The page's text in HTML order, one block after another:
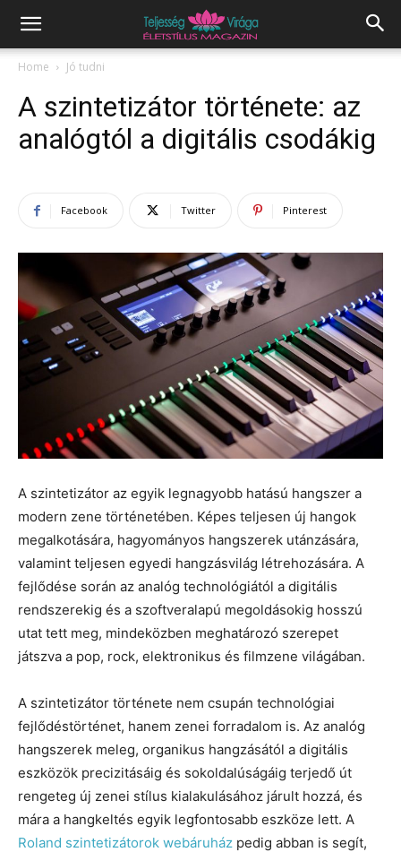
Home Jó tudni
A szintetizátor története: az
analógtól a digitális csodákig
Facebook Twitter Pinterest
A szintetizátor az egyik legnagyobb hatású hangszer a
modern zene történetében. Képes teljesen új hangok
megalkotására, hagyományos hangszerek utánzására,
valamint teljesen egyedi hangzásvilág létrehozására. A
fejlődése során az analóg technológiától a digitális
rendszerekig és a szoftveralapú megoldásokig hosszú
utat tett meg, mindeközben meghatározó szerepet
játszva a pop, rock, elektronikus és filmzene világában.
A szintetizátor története nem csupán technológiai
fejlődéstörténet, hanem zenei forradalom is. Az analóg
hangszerek meleg, organikus hangzásától a digitális
eszközök precizitásáig és sokoldalúságáig terjedő út
rengeteg új zenei stílus kialakulásához járult hozzá, és
mára a hangkeltés egyik legfontosabb eszköze lett. A
Roland szintetizátorok webáruház pedig abban is segít,